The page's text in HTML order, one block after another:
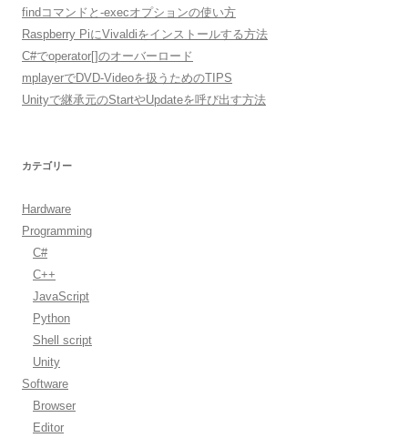
findコマンドと-execオプションの使い方
Raspberry PiにVivaldiをインストールする方法
C#でoperator[]のオーバーロード
mplayerでDVD-Videoを扱うためのTIPS
Unityで継承元のStartやUpdateを呼び出す方法
カテゴリー
Hardware
Programming
C#
C++
JavaScript
Python
Shell script
Unity
Software
Browser
Editor